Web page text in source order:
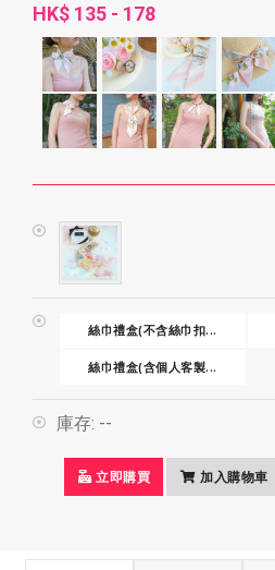
HK$ 135 - 178
絲巾禮盒(不含絲巾扣...
絲巾禮盒(含個人客製...
庫存: --
立即購買 加入購物車